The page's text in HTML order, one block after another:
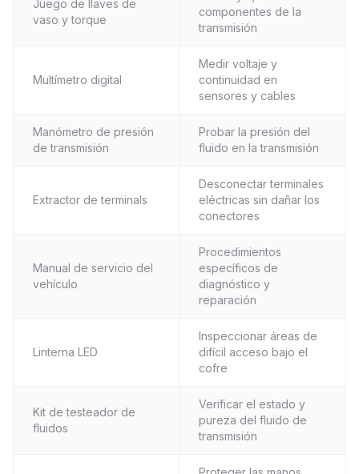
Juego de llaves de
vaso y torque
componentes de la
transmisión
Multímetro digital
Medir voltaje y
continuidad en
sensores y cables
Manómetro de presión
de transmisión
Probar la presión del
fluido en la transmisión
Extractor de terminals
Desconectar terminales
eléctricas sin dañar los
conectores
Manual de servicio del
vehículo
Procedimientos
específicos de
diagnóstico y
reparación
Linterna LED
Inspeccionar áreas de
difícil acceso bajo el
cofre
Kit de testeador de
fluidos
Verificar el estado y
pureza del fluido de
transmisión